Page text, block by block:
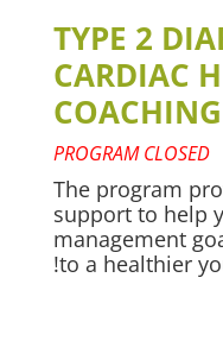
TYPE 2
CARDIAC
PROGRAM CLOSED
The program
support to help
management
to a healthier